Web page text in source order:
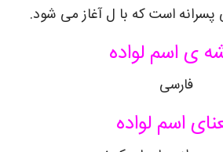
پسرانه است که با ل آغاز می شود.
ی اسم لواده
فارسی
اسم لواده